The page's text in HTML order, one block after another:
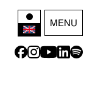
MENU